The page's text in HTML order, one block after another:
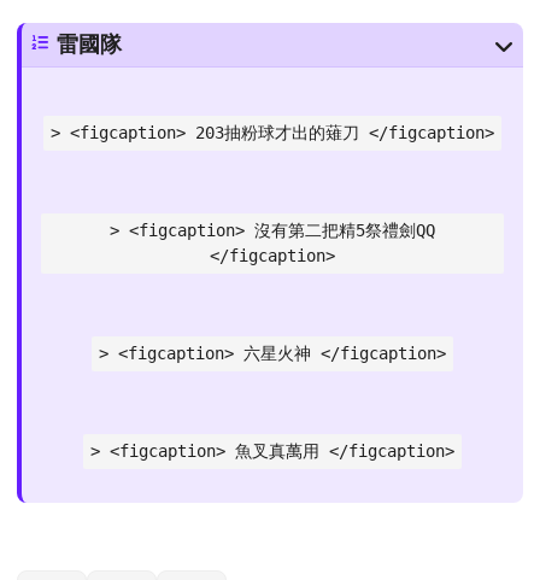
雷國隊
> <figcaption> 203抽粉球才出的薙刀 </figcaption>
> <figcaption> 沒有第二把精5祭禮劍QQ
</figcaption>
> <figcaption> 六星火神 </figcaption>
> <figcaption> 魚叉真萬用 </figcaption>